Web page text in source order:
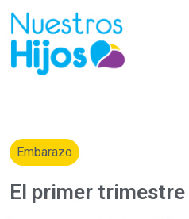
Embarazo
El primer